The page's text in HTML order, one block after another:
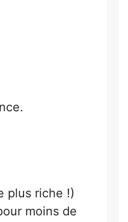
plus riche !)
moins de